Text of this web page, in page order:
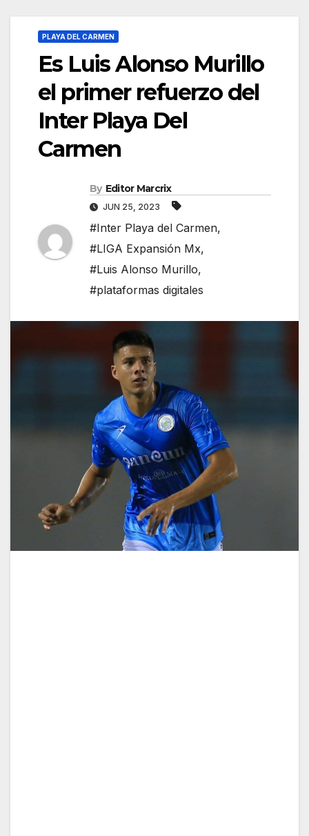
PLAYA DEL CARMEN
Es Luis Alonso Murillo
el primer refuerzo del
Inter Playa Del
Carmen
By Editor Marcrix
JUN 25, 2023
#Inter Playa del Carmen,
#LIGA Expansión Mx,
#Luis Alonso Murillo,
#plataformas digitales